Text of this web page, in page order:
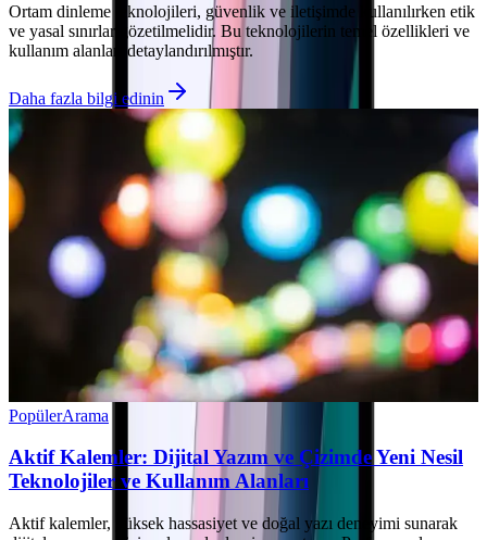
Ortam dinleme teknolojileri, güvenlik ve iletişimde kullanılırken etik
ve yasal sınırlar gözetilmelidir. Bu teknolojilerin temel özellikleri ve
kullanım alanları detaylandırılmıştır.
Daha fazla bilgi edinin
PopülerArama
Aktif Kalemler: Dijital Yazım ve Çizimde Yeni Nesil
Teknolojiler ve Kullanım Alanları
Aktif kalemler, yüksek hassasiyet ve doğal yazı deneyimi sunarak